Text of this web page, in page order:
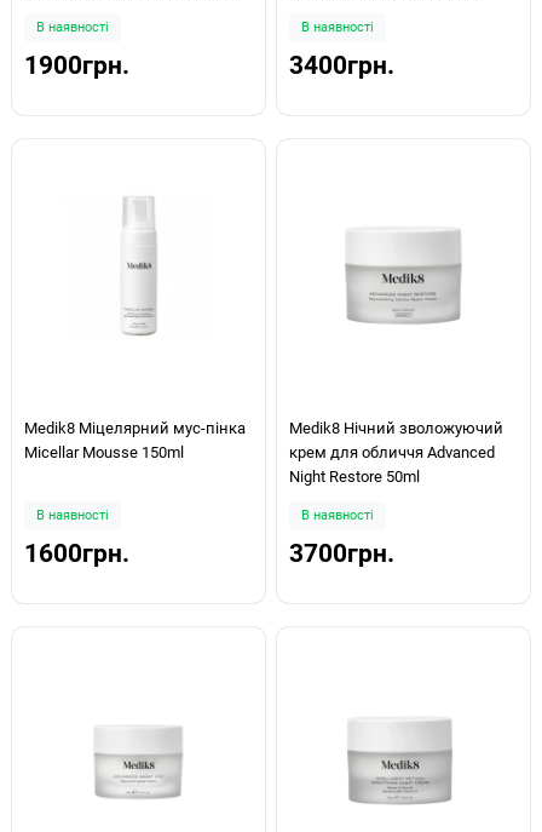
В наявності
1900грн.
В наявності
3400грн.
Medik8 Міцелярний мус-пінка
Micellar Mousse 150ml
В наявності
1600грн.
Medik8 Нічний зволожуючий
крем для обличчя Advanced
Night Restore 50ml
В наявності
3700грн.